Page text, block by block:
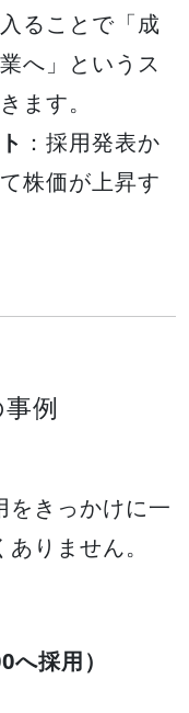
ることで「成
へ」というス
ます。
：採用発表か
株価が上昇す
例
をきっかけに一
りません。
採用）